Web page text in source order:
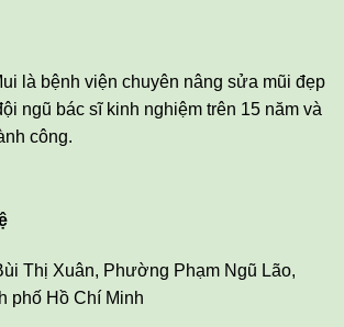
là bệnh viện chuyên nâng sửa mũi đẹp
ngũ bác sĩ kinh nghiệm trên 15 năm và
công.
Thị Xuân, Phường Phạm Ngũ Lão,
phố Hồ Chí Minh